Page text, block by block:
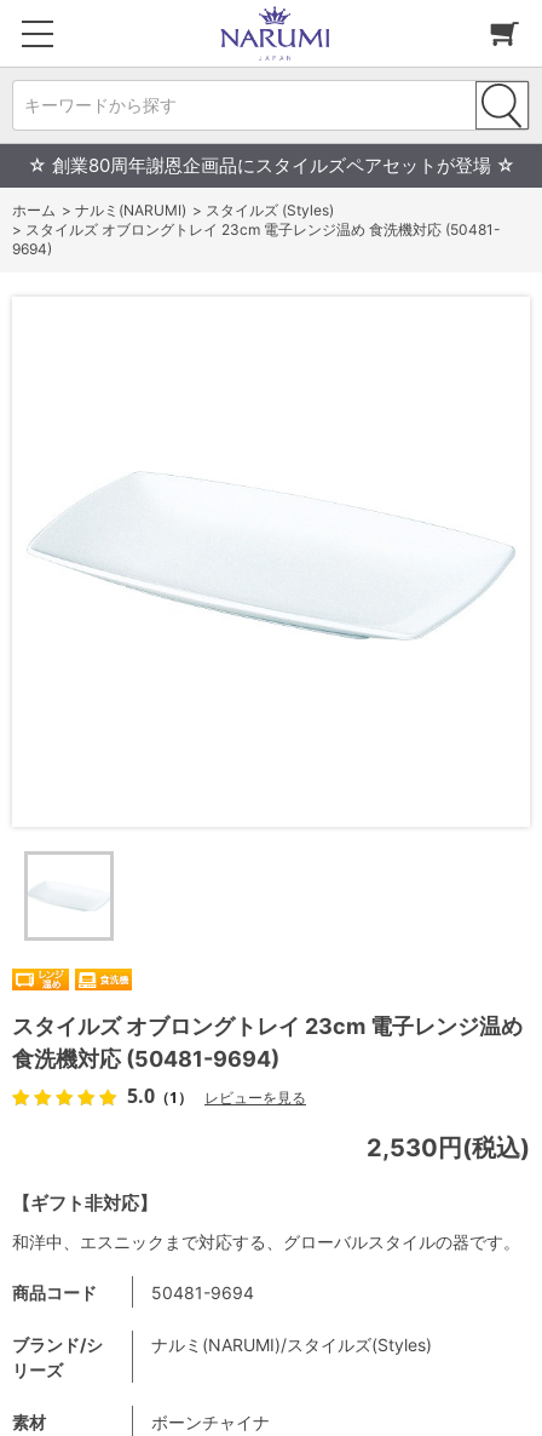
キーワードから探す
☆ 創業80周年謝恩企画品にスタイルズペアセットが登場 ☆
ホーム > ナルミ(NARUMI) > スタイルズ (Styles)
> スタイルズ オブロングトレイ 23cm 電子レンジ温め 食洗機対応 (50481-
9694)
スタイルズ オブロングトレイ 23cm 電子レンジ温め
食洗機対応 (50481-9694)
5.0 （1） レビューを見る
【ギフト非対応】
2,530円(税込)
商品コード 50481-9694
ブランド/シ
リーズ
ナルミ(NARUMI)/スタイルズ(Styles)
素材 ボーンチャイナ
和洋中、エスニックまで対応する、グローバルスタイルの器です。